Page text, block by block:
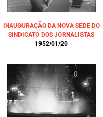
INAUGURAÇÃO DA NOVA SEDE DO
SINDICATO DOS JORNALISTAS
1952/01/20